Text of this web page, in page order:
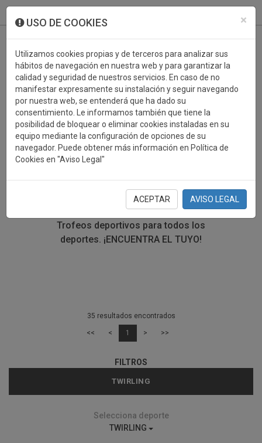
×
USO DE COOKIES
Utilizamos cookies propias y de terceros para analizar sus
hábitos de navegación en nuestra web y para garantizar la
calidad y seguridad de nuestros servicios. En caso de no
manifestar expresamente su instalación y seguir navegando
por nuestra web, se entenderá que ha dado su
consentimiento. Le informamos también que tiene la
posibilidad de bloquear o eliminar cookies instaladas en su
equipo mediante la configuración de opciones de su
navegador. Puede obtener más información en Política de
Cookies en "Aviso Legal"
ACEPTAR AVISO LEGAL
TROFEOS DEPORTIVOS
TWIRLING
En esta sección encontrarás una gran variedad de
trofeos deportivos. Define tu búsqueda mediante los
filtros por deporte, material y precio del trofeo.
Trofeos deportivos para todos los
deportes. ¡ENCUENTRA EL TUYO!
35 resultados encontrados
<< < 1 > >>
FILTROS
TWIRLING
Selecciona deporte
TWIRLING